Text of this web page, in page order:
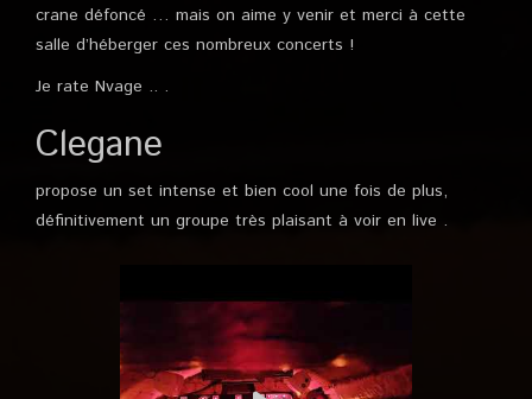
crane défoncé … mais on aime y venir et merci à cette
salle d’héberger ces nombreux concerts !
Je rate Nvage .. .
Clegane
propose un set intense et bien cool une fois de plus,
définitivement un groupe très plaisant à voir en live .